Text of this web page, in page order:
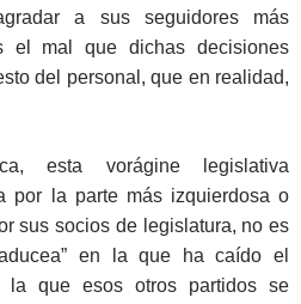
a sus seguidores más
el mal que dichas decisiones
del personal, que en realidad,
esta vorágine legislativa
por la parte más izquierdosa o
sus socios de legislatura, no es
en la que ha caído el
la que esos otros partidos se